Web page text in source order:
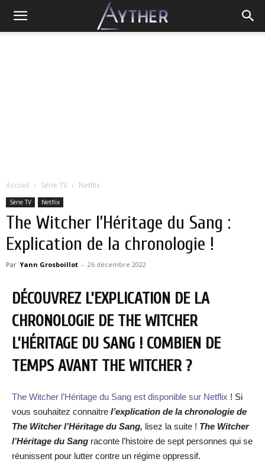
Accueil Série TV Netflix
Série TV Netflix
The Witcher l’Héritage du Sang :
Explication de la chronologie !
Par Yann Grosboillot - 26 décembre 2022
DÉCOUVREZ L’EXPLICATION DE LA
CHRONOLOGIE DE THE WITCHER
L’HÉRITAGE DU SANG ! COMBIEN DE
TEMPS AVANT THE WITCHER ?
The Witcher l’Héritage du Sang est disponible sur Netflix ! Si
vous souhaitez connaitre l’explication de la chronologie de
The Witcher l’Héritage du Sang, lisez la suite ! The Witcher
l’Héritage du Sang raconte l’histoire de sept personnes qui se
réunissent pour lutter contre un régime oppressif.